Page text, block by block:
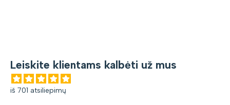
Leiskite klientams kalbėti už mus
iš 701 atsiliepimų